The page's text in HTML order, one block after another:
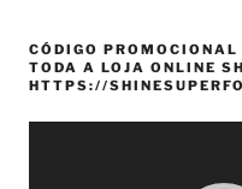
CÓDIGO
TODA A LOJA ONLINE
HTTPS://